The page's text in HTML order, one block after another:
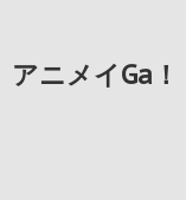
アニメイGa！